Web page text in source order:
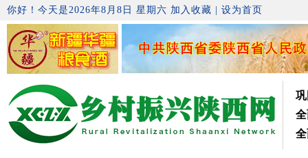
你好！今天是2026年8月8日 星期六 加入收藏 设为首页